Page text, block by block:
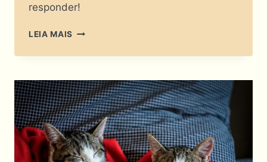
responder!
LEIA MAIS ELES
DEMÊNCIA?
RECONHECEM
SEUS
NOMES?